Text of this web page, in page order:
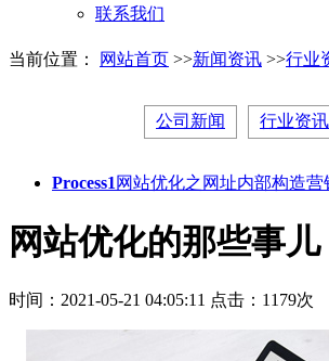
联系我们
当前位置： 网站首页 >>新闻资讯 >>行业
公司新闻 行业资讯
Process1 网站优化之网址内部构造营
网站优化的那些事儿
时间：2021-05-21 04:05:11 点击：1179次